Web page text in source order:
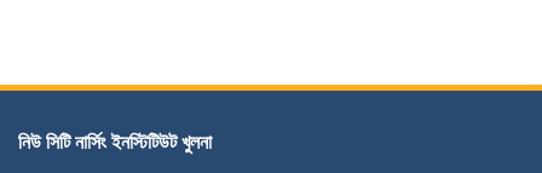
নিউ সিটি নার্সিং ইনস্টিটিউট খুলনা